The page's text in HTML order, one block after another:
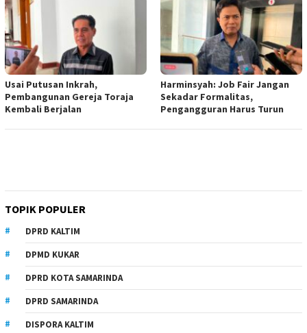
Usai Putusan Inkrah,
Pembangunan Gereja Toraja
Kembali Berjalan
Harminsyah: Job Fair Jangan
Sekadar Formalitas,
Pengangguran Harus Turun
TOPIK POPULER
DPRD KALTIM
DPMD KUKAR
DPRD KOTA SAMARINDA
DPRD SAMARINDA
DISPORA KALTIM